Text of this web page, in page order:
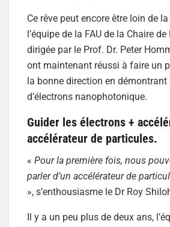
Ce rêve peut encore être loin de
l’équipe de la FAU de la Chaire
dirigée par le Prof. Dr. Peter
ont maintenant réussi à faire un
la bonne direction en démontrant
d’électrons nanophotonique.
Guider les électrons +
accélérateur de particules.
« Pour la première fois, nous
parler d’un accélérateur de
», s’enthousiasme le Dr Roy
Il y a un peu plus de deux ans,